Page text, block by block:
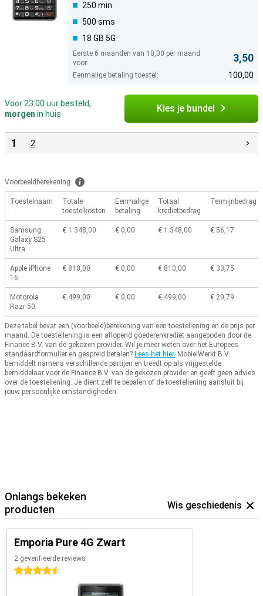
250 min
500 sms
18 GB 5G
Eerste 6 maanden van 10,00 per maand
voor:
3,50
Eenmalige betaling toestel: 100,00
Voor 23:00 uur besteld,
morgen in huis Kies je bundel
1 2
Voorbeeldberekening
Toestelnaam
Totale
toestelkosten
Eenmalige
betaling
Totaal
kredietbedrag
Termijnbedrag
Samsung
Galaxy S25
Ultra
€ 1.348,00 € 0,00 € 1.348,00 € 56,17
Apple iPhone
16
€ 810,00 € 0,00 € 810,00 € 33,75
Motorola
Razr 50
€ 499,00 € 0,00 € 499,00 € 20,79
Deze tabel bevat een (voorbeeld)berekening van een toestellening en de prijs per
maand. De toestellening is een aflopend goederenkrediet aangeboden door de
Finance B.V. van de gekozen provider. Wil je meer weten over het Europees
standaardformulier en gespreid betalen? Lees het hier. MobielWerkt B.V.
bemiddelt namens verschillende partijen en treedt op als vrijgestelde
bemiddelaar voor de Finance B.V. van de gekozen provider en geeft geen advies
over de toestellening. Je dient zelf te bepalen of de toestellening aansluit bij
jouw persoonlijke omstandigheden.
Onlangs bekeken
producten
Wis geschiedenis
Emporia Pure 4G Zwart
2 geverifieerde reviews
4.5 sterren